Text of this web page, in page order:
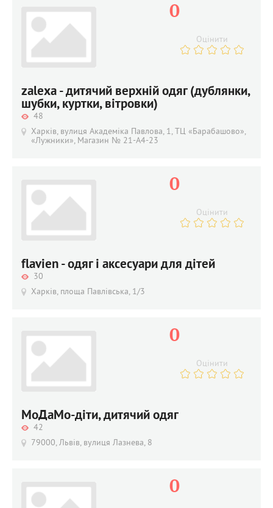
zalexa - дитячий верхній одяг (дублянки,
шубки, куртки, вітровки)
48
Харків, вулиця Академіка Павлова, 1, ТЦ «Барабашово»,
«Лужники», Магазин № 21-A4-23
0
Оцінити
flavien - одяг і аксесуари для дітей
30
Харків, площа Павлівська, 1/3
0
Оцінити
МоДаМо-діти, дитячий одяг
42
79000, Львів, вулиця Лазнева, 8
0
Оцінити
0